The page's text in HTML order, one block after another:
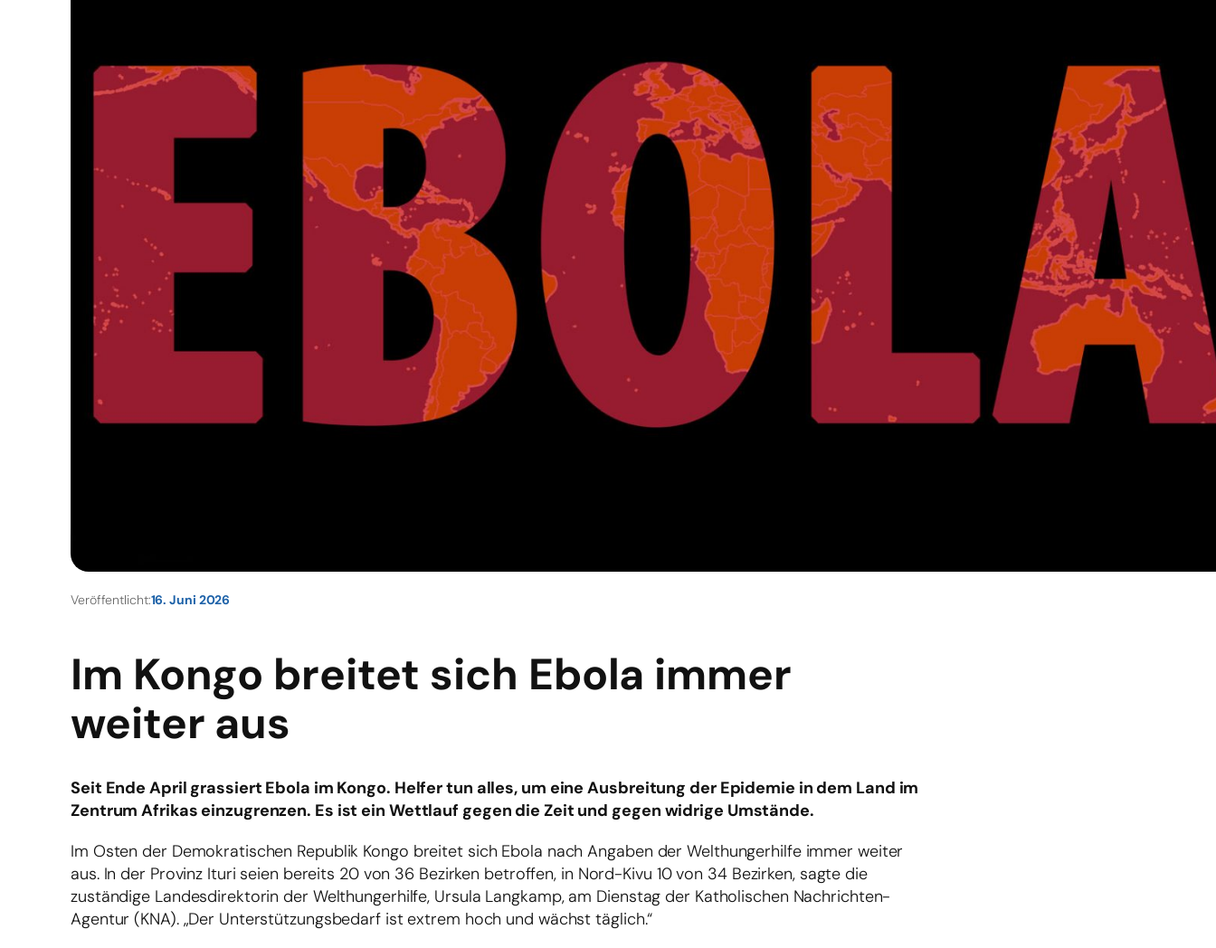
Veröffentlicht:16. Juni 2026
Im Kongo breitet sich Ebola immer
weiter aus
Seit Ende April grassiert Ebola im Kongo. Helfer tun alles, um eine Ausbreitung der Epidemie in dem Land im
Zentrum Afrikas einzugrenzen. Es ist ein Wettlauf gegen die Zeit und gegen widrige Umstände.
Im Osten der Demokratischen Republik Kongo breitet sich Ebola nach Angaben der Welthungerhilfe immer weiter
aus. In der Provinz Ituri seien bereits 20 von 36 Bezirken betroffen, in Nord-Kivu 10 von 34 Bezirken, sagte die
zuständige Landesdirektorin der Welthungerhilfe, Ursula Langkamp, am Dienstag der Katholischen Nachrichten-
Agentur (KNA). „Der Unterstützungsbedarf ist extrem hoch und wächst täglich.“